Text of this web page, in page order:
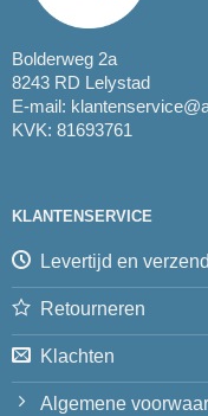
Bolderweg 2a
8243 RD Lelystad
E-mail:
KVK: 81693761
KLANTENSERVICE
Levertijd en
Retourneren
Klachten
Algemene